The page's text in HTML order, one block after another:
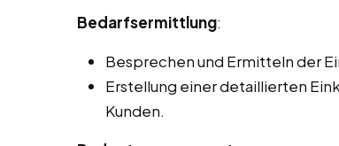
Bedarfsermittlung:
Besprechen und Ermitteln der
Erstellung einer detaillierten
Kunden.